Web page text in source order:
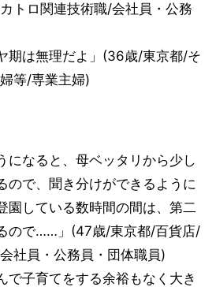
トロ関連技術職/会社員・公務
期は無理だよ」(36歳/東京都/そ
等/専業主婦)
になると、母ベッタリから少し
ので、聞き分けができるように
園している数時間の間は、第二
ので……」(47歳/東京都/百貨店/
社員・公務員・団体職員)
で子育てをする余裕もなく大き